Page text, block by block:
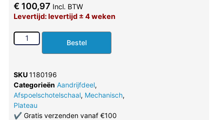
€ 100,97 Incl. BTW
Levertijd: levertijd ± 4 weken
Bestel
SKU1180196
Categorieën Aandrijfdeel,
Afspoelschotelschaal, Mechanisch,
Plateau
✔Gratis verzenden vanaf €100